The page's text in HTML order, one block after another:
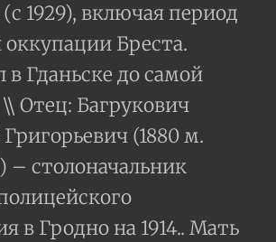
1929), включая период
Бреста.
в Гданьске до самой
Отец: Багрукович
(1880 м.
– столоначальник
в Гродно на 1914.. Мать